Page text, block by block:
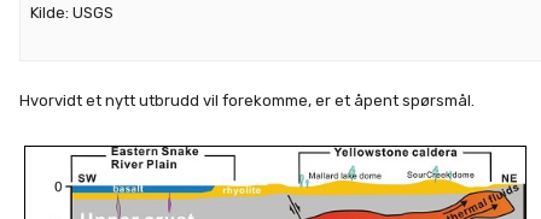
Kilde: USGS
Hvorvidt et nytt utbrudd vil forekomme, er et åpent spørsmål.